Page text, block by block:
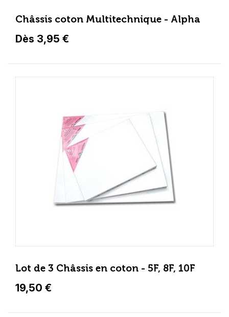
Châssis coton Multitechnique - Alpha
Dès 3,95 €
Lot de 3 Châssis en coton - 5F, 8F, 10F
19,50 €